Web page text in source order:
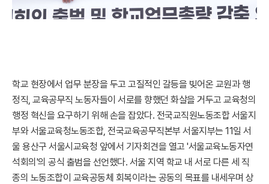
학교 현장에서 업무 분장을 두고 고질적인 갈등을 빚어온 교원과 행
정직, 교육공무직 노동자들이 서로를 향했던 화살을 거두고 교육청의
행정 혁신을 요구하기 위해 손을 잡았다. 전국교직원노동조합 서울지
부와 서울교육청노동조합, 전국교육공무직본부 서울지부는 11일 서
울 용산구 서울시교육청 앞에서 기자회견을 열고 '서울교육노동자연
석회의'의 공식 출범을 선언했다. 서울 지역 학교 내 서로 다른 세 직
종의 노동조합이 교육공동체 회복이라는 공동의 목표를 내세우며 상